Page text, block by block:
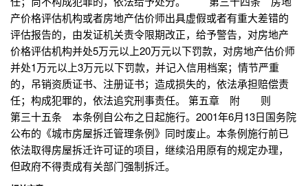
产价格评估机构或者房地产估价师出具虚假或者有重大差错的
评估报告的，由发证机关责令限期改正，给予警告，对房地产
价格评估机构并处5万元以上20万元以下罚款，对房地产估价师
并处1万元以上3万元以下罚款，并记入信用档案；情节严重
的，吊销资质证书、注册证书；造成损失的，依法承担赔偿责
任；构成犯罪的，依法追究刑事责任。 第五章 附 则
第三十五条 本条例自公布之日起施行。2001年6月13日国务院
公布的《城市房屋拆迁管理条例》同时废止。本条例施行前已
依法取得房屋拆迁许可证的项目，继续沿用原有的规定办理，
但政府不得责成有关部门强制拆迁。